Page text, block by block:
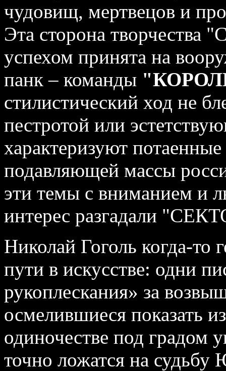
чудовищ, мертвецов и
Эта сторона
успехом принята на
панк – команды
стилистический ход не
пестротой или
характеризуют
подавляющей массы
эти темы с вниманием и
интерес разгадали
Николай Гоголь когда-то
пути в искусстве: одни
рукоплескания» за
осмелившиеся показать
одиночестве под градом
точно ложатся на